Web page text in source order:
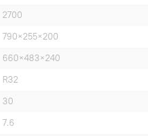
2700
790×255×200
660×483×240
R32
30
7.6